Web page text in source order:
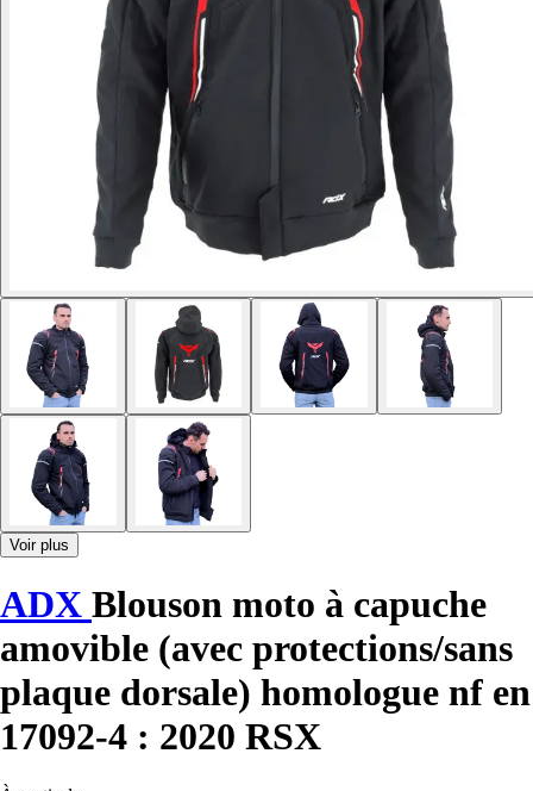
Voir plus
ADX Blouson moto à capuche
amovible (avec protections/sans
plaque dorsale) homologue nf en
17092-4 : 2020 RSX